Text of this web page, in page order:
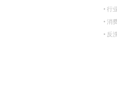
• 行
• 消
• 反